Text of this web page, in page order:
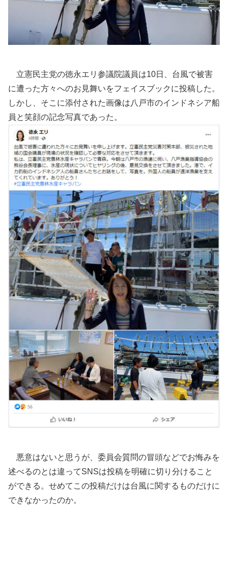
立憲民主党の徳永エリ参議院議員は10日、台風で被害
に遭った方々へのお見舞いをフェイスブックに投稿した。
しかし、そこに添付された画像は八戸市のインドネシア船
員と笑顔の記念写真であった。
悪意はないと思うが、委員会質問の冒頭などでお悔みを
述べるのとは違ってSNSは投稿を明確に切り分けること
ができる。せめてこの投稿だけは台風に関するものだけに
できなかったのか。